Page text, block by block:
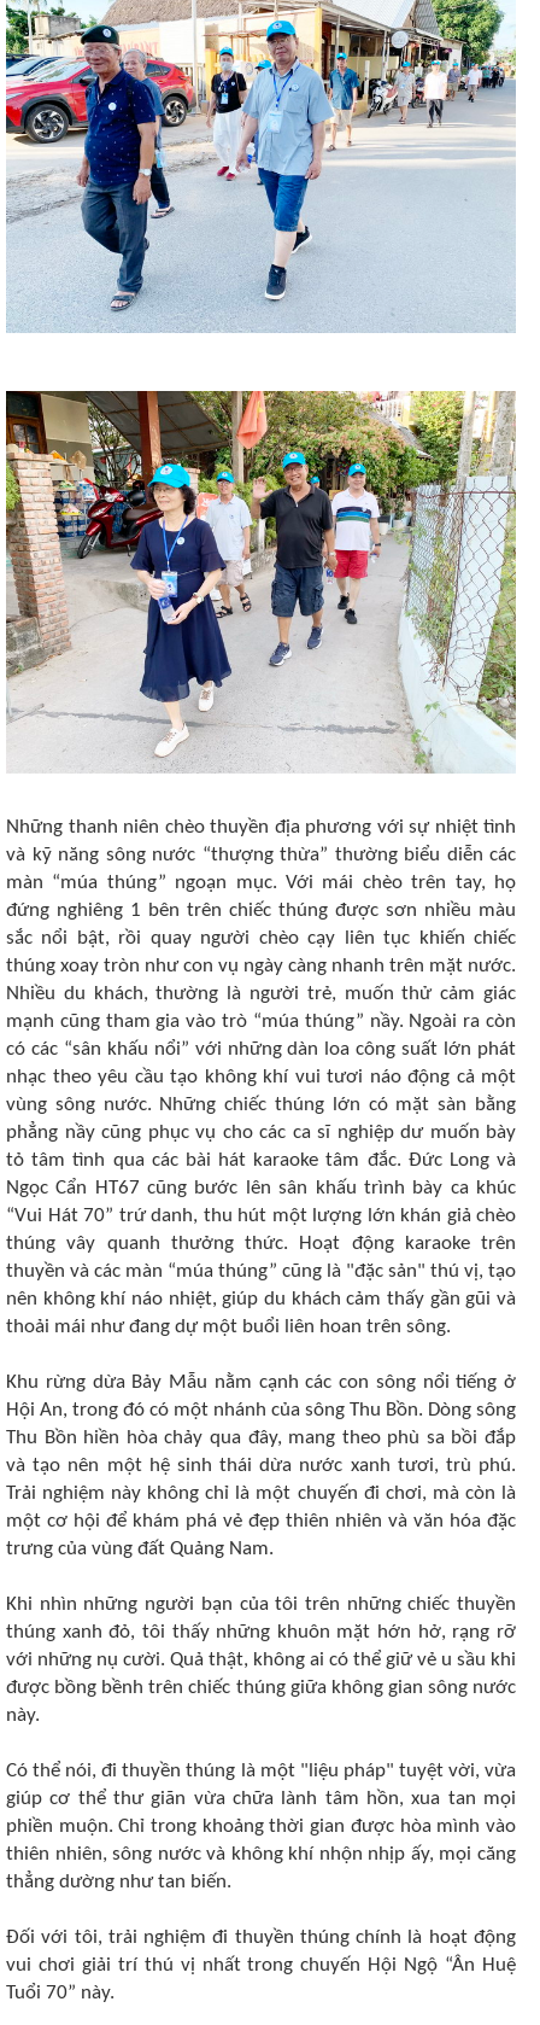
Những thanh niên chèo thuyền địa phương với sự nhiệt tình
và kỹ năng sông nước “thượng thừa” thường biểu diễn các
màn “múa thúng” ngoạn mục. Với mái chèo trên tay, họ
đứng nghiêng 1 bên trên chiếc thúng được sơn nhiều màu
sắc nổi bật, rồi quay người chèo cạy liên tục khiến chiếc
thúng xoay tròn như con vụ ngày càng nhanh trên mặt nước.
Nhiều du khách, thường là người trẻ, muốn thử cảm giác
mạnh cũng tham gia vào trò “múa thúng” nầy. Ngoài ra còn
có các “sân khấu nổi” với những dàn loa công suất lớn phát
nhạc theo yêu cầu tạo không khí vui tươi náo động cả một
vùng sông nước. Những chiếc thúng lớn có mặt sàn bằng
phẳng nầy cũng phục vụ cho các ca sĩ nghiệp dư muốn bày
tỏ tâm tình qua các bài hát karaoke tâm đắc. Đức Long và
Ngọc Cẩn HT67 cũng bước lên sân khấu trình bày ca khúc
“Vui Hát 70” trứ danh, thu hút một lượng lớn khán giả chèo
thúng vây quanh thưởng thức. Hoạt động karaoke trên
thuyền và các màn “múa thúng” cũng là "đặc sản" thú vị, tạo
nên không khí náo nhiệt, giúp du khách cảm thấy gần gũi và
thoải mái như đang dự một buổi liên hoan trên sông.
Khu rừng dừa Bảy Mẫu nằm cạnh các con sông nổi tiếng ở
Hội An, trong đó có một nhánh của sông Thu Bồn. Dòng sông
Thu Bồn hiền hòa chảy qua đây, mang theo phù sa bồi đắp
và tạo nên một hệ sinh thái dừa nước xanh tươi, trù phú.
Trải nghiệm này không chỉ là một chuyến đi chơi, mà còn là
một cơ hội để khám phá vẻ đẹp thiên nhiên và văn hóa đặc
trưng của vùng đất Quảng Nam.
Khi nhìn những người bạn của tôi trên những chiếc thuyền
thúng xanh đỏ, tôi thấy những khuôn mặt hớn hở, rạng rỡ
với những nụ cười. Quả thật, không ai có thể giữ vẻ u sầu khi
được bồng bềnh trên chiếc thúng giữa không gian sông nước
này.
Có thể nói, đi thuyền thúng là một "liệu pháp" tuyệt vời, vừa
giúp cơ thể thư giãn vừa chữa lành tâm hồn, xua tan mọi
phiền muộn. Chỉ trong khoảng thời gian được hòa mình vào
thiên nhiên, sông nước và không khí nhộn nhịp ấy, mọi căng
thẳng dường như tan biến.
Đối với tôi, trải nghiệm đi thuyền thúng chính là hoạt động
vui chơi giải trí thú vị nhất trong chuyến Hội Ngộ “Ân Huệ
Tuổi 70” này.